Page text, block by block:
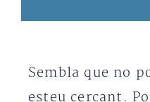
Sembla que no
esteu cercant.